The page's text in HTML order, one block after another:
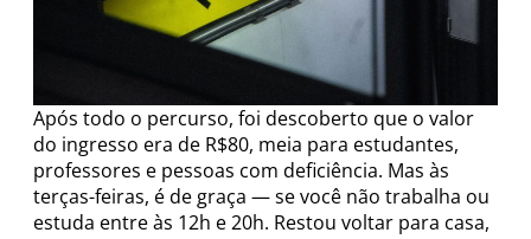
Após todo o percurso, foi descoberto que o valor
do ingresso era de R$80, meia para estudantes,
professores e pessoas com deficiência. Mas às
terças-feiras, é de graça — se você não trabalha ou
estuda entre às 12h e 20h. Restou voltar para casa,